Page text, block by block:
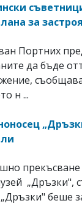
за
Портних
да бъде
н ...
„Дръзки",
беше